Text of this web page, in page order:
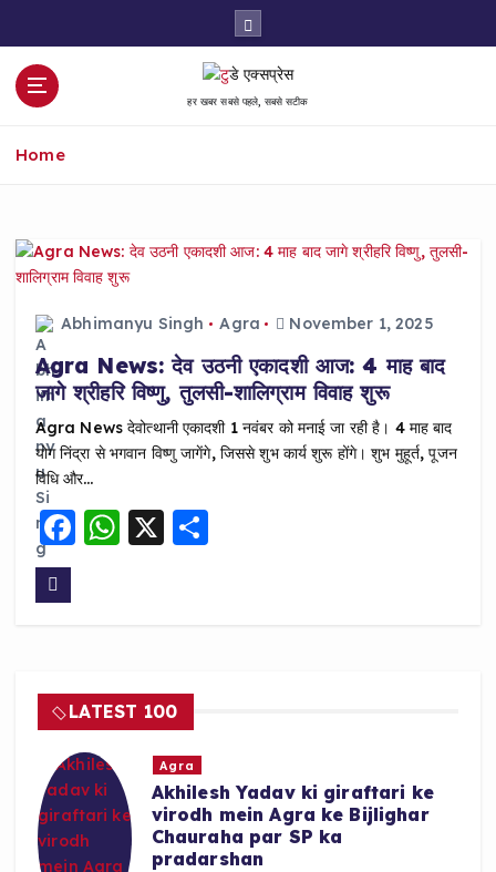
हर खबर सबसे पहले, सबसे सटीक
Home
Abhimanyu Singh Agra November 1, 2025
Agra News: देव उठनी एकादशी आज: 4 माह बाद
जागे श्रीहरि विष्णु, तुलसी-शालिग्राम विवाह शुरू
Agra News देवोत्थानी एकादशी 1 नवंबर को मनाई जा रही है। 4 माह बाद
योग निंद्रा से भगवान विष्णु जागेंगे, जिससे शुभ कार्य शुरू होंगे। शुभ मुहूर्त, पूजन
विधि और…
F
o
o
k
W
p
p
X S
LATEST 100
Agra
Akhilesh Yadav ki giraftari ke
virodh mein Agra ke Bijlighar
Chauraha par SP ka
pradarshan